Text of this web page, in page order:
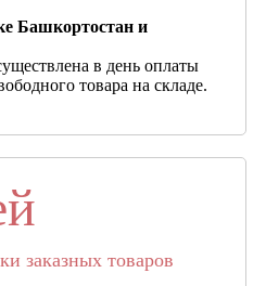
Башкортостан и
в день оплаты
товара на складе.
заказных товаров